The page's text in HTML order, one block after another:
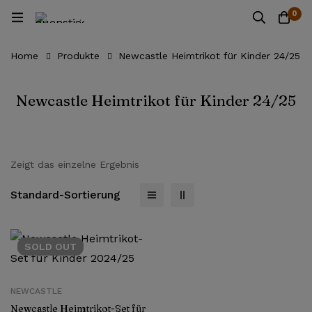
0
Home Produkte Newcastle Heimtrikot für Kinder 24/25
Newcastle Heimtrikot für Kinder 24/25
Zeigt das einzelne Ergebnis
Standard-Sortierung
SOLD OUT
NEWCASTLE
Newcastle Heimtrikot-Set für